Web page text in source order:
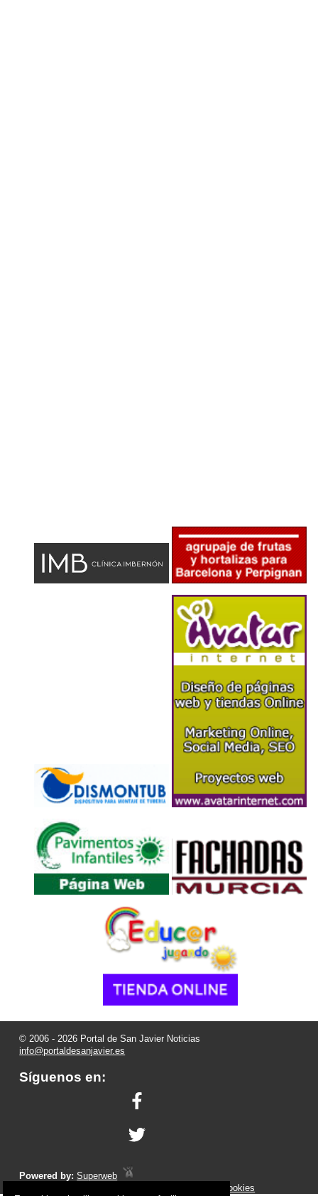
© 2006 - 2026 Portal de San Javier Noticias
info@portaldesanjavier.es
Síguenos en:
Powered by:Superweb
Política de Cookies